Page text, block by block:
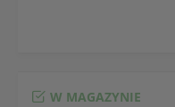
W MAGAZYNIE